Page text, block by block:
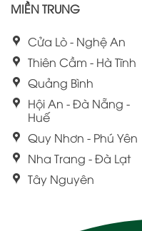
MIỀN TRUNG
Cửa Lò - Nghệ An
Thiên Cầm - Hà Tĩnh
Quảng Bình
Hội An - Đà Nẵng -
Huế
Quy Nhơn - Phú Yên
Nha Trang - Đà Lạt
Tây Nguyên